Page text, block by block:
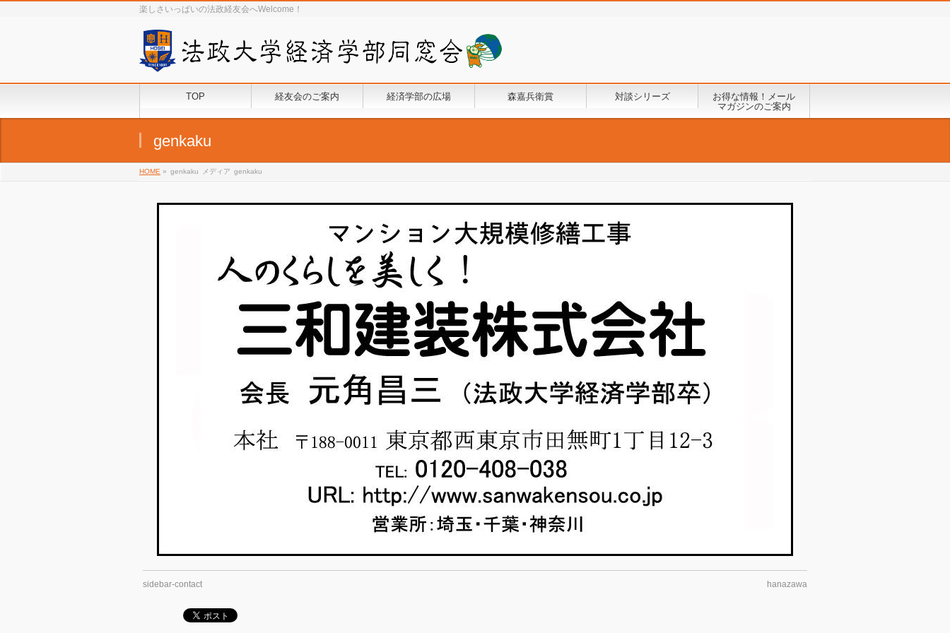
楽しさいっぱいの法政経友会へWelcome！
TOP 経友会のご案内 経済学部の広場 森嘉兵衛賞 対談シリーズ
お得な情報！メール
マガジンのご案内
genkaku
HOME » genkaku メディア genkaku
sidebar-contact hanazawa